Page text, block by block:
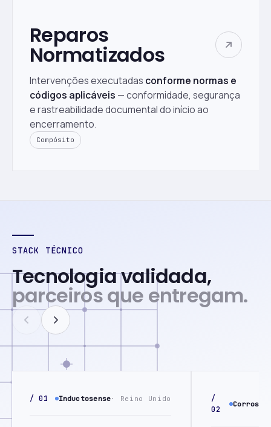
Reparos
Normatizados
Intervenções executadas conforme normas e
códigos aplicáveis — conformidade, segurança
e rastreabilidade documental do início ao
encerramento.
Compósito
STACK TÉCNICO
Tecnologia validada,
parceiros que entregam.
/ 01 Inductosense· Reino Unido
/
02